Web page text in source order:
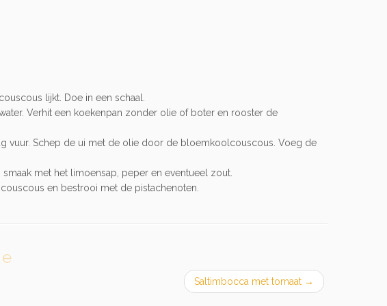
lijkt. Doe in een schaal.
Verhit een koekenpan zonder olie of boter en rooster de
vuur. Schep de ui met de olie door de bloemkoolcouscous. Voeg de
met het limoensap, peper en eventueel zout.
en bestrooi met de pistachenoten.
Saltimbocca met tomaat →